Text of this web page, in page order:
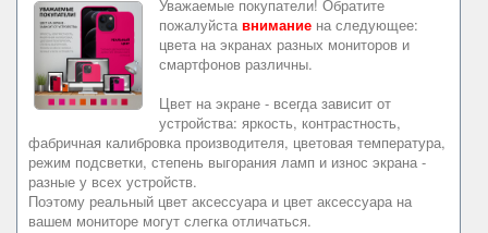
Уважаемые покупатели! Обратите
пожалуйста внимание на следующее:
цвета на экранах разных мониторов и
смартфонов различны.
Цвет на экране - всегда зависит от
устройства: яркость, контрастность,
фабричная калибровка производителя, цветовая температура,
режим подсветки, степень выгорания ламп и износ экрана -
разные у всех устройств.
Поэтому реальный цвет аксессуара и цвет аксессуара на
вашем мониторе могут слегка отличаться.